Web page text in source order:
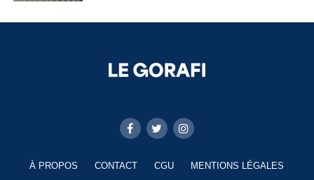
À PROPOS CONTACT CGU MENTIONS LÉGALES